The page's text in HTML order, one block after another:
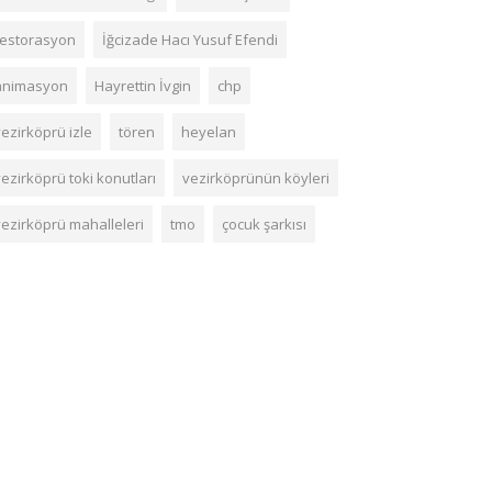
İğcizade Hacı Yusuf Efendi
Hayrettin İvgin chp
izle tören heyelan
toki konutları vezirköprünün köyleri
mahalleleri tmo çocuk şarkısı